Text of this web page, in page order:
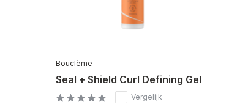
Bouclème
Seal + Shield Curl Defining Gel
Vergelijk